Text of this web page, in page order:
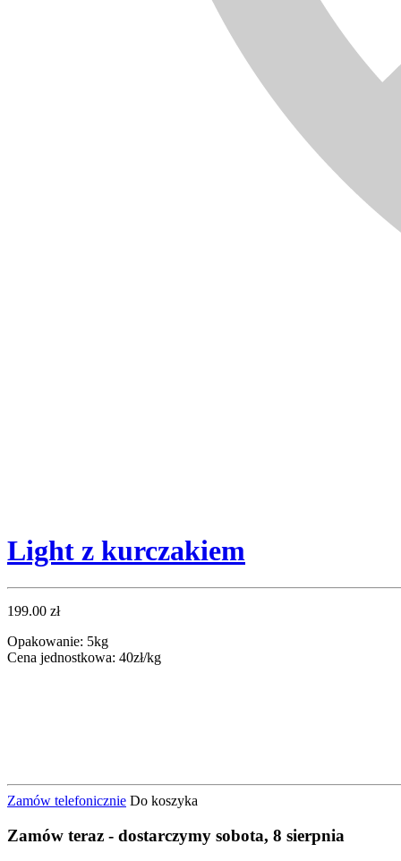
Light z kurczakiem
199.00 zł
Opakowanie: 5kg
Cena jednostkowa: 40zł/kg
Zamów telefonicznie Do koszyka
Zamów teraz - dostarczymy sobota, 8 sierpnia